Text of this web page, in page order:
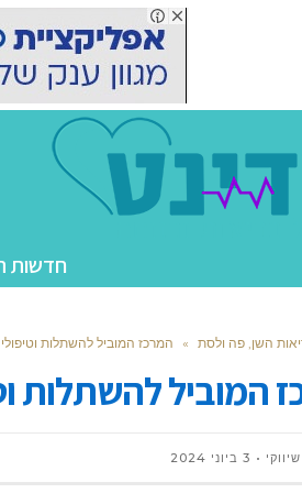
חדשות
השן, פה ולסת » המרכז המוביל להשתלות וטיפולי
המוביל להשתלות
3 ביוני 2024